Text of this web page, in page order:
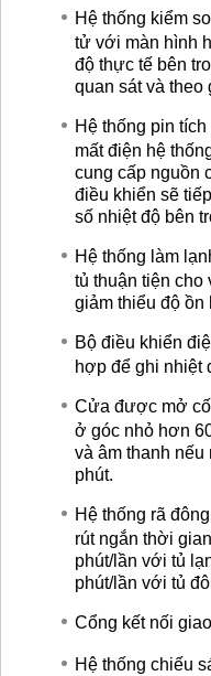
Hệ thống kiểm
tử với màn hình
độ thực tế bên
quan sát và theo
Hệ thống pin
mất điện hệ
cung cấp nguồn
điều khiển sẽ
số nhiệt độ bên
Hệ thống làm
tủ thuận tiện
giảm thiểu độ ồn
Bộ điều khiển
hợp để ghi nhiệt
Cửa được mở cố
ở góc nhỏ hơn
và âm thanh
phút.
Hệ thống rã
rút ngắn thời
phút/lần với tủ
phút/lần với tủ
Cổng kết nối
Hệ thống chiếu